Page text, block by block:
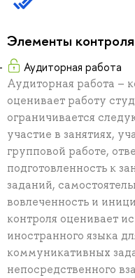
Элементы контроля
Аудиторная работа
Аудиторная работа –
оценивает работу
ограничивается
участие в занятиях,
групповой работе,
подготовленность к
заданий,
вовлеченность и
контроля оценивает
иностранного языка
коммуникативных
непосредственного